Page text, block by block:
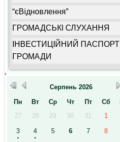
“єВідновлення”
ГРОМАДСЬКІ СЛУХАННЯ
ІНВЕСТИЦІЙНИЙ ПАСПОРТ
ГРОМАДИ
Серпень 2026
Пн
Вт Ср Чт Пт Сб
27
28 29 30 31 1
3 4 5 6 7 8